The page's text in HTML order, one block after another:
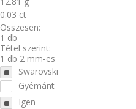
0.03 ct
Összesen:
1 db
Tétel szerint:
1 db 2 mm-es
Swarovski
Gyémánt
Igen